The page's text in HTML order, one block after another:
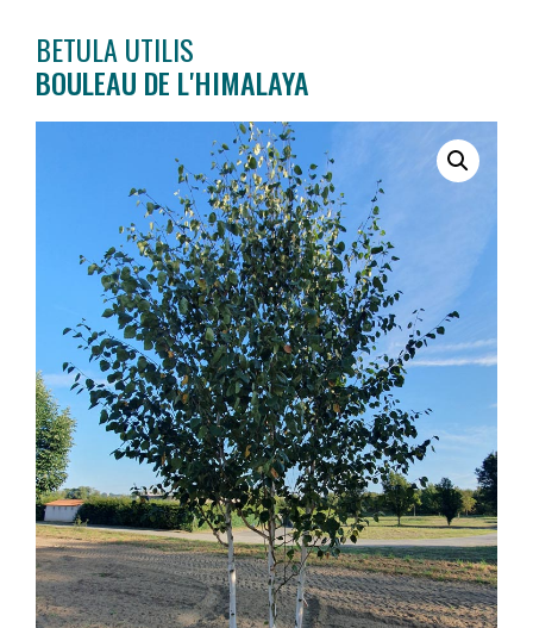
BETULA UTILIS
BOULEAU DE L'HIMALAYA